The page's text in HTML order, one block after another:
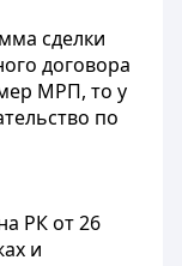
сделки
договора
МРП, то у
по
РК от 26
и